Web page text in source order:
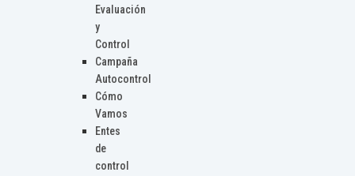
Evaluación
y
Control
Campaña
Autocontrol
Cómo
Vamos
Entes
de
control